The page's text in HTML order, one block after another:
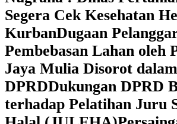
Segera Cek Kesehatan
KurbanDugaan
Pembebasan Lahan oleh
Jaya Mulia Disorot
DPRDDukungan DPRD
terhadap Pelatihan Juru